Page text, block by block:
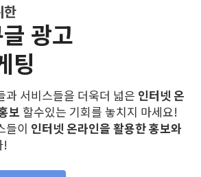
한
광고
팅
과 서비스들을 더욱더 넓은 인터넷 온
보 할수있는 기회를 놓치지 마세요!
들이 인터넷 온라인을 활용한 홍보와
!